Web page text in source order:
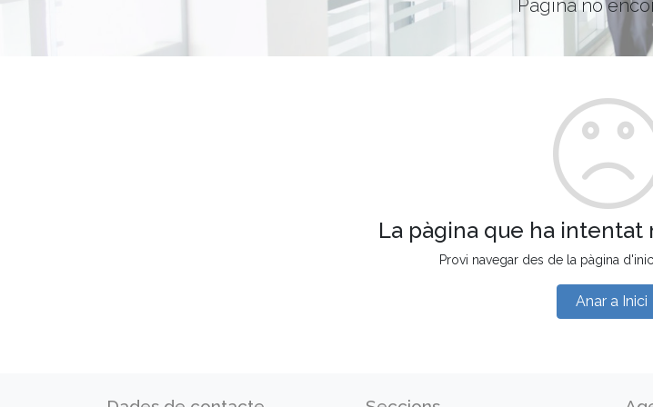
Pàgina no
La pàgina que ha intentat
Provi navegar des de la pàgina
Anar a Inici